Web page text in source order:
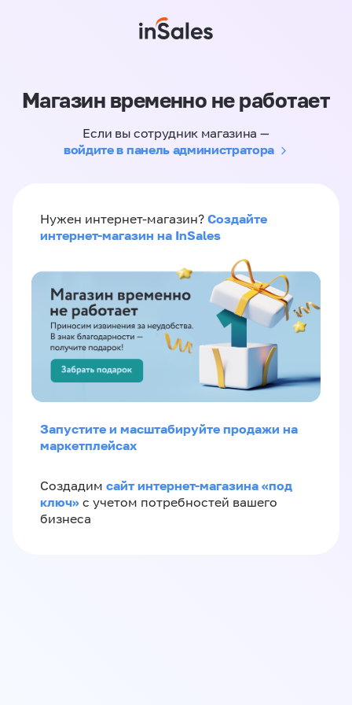
Магазин временно не работает
Если вы сотрудник магазина —
войдите в панель администратора
Нужен интернет-магазин? Создайте
интернет-магазин на InSales
Запустите и масштабируйте продажи на
маркетплейсах
Создадим сайт интернет-магазина «под
ключ» с учетом потребностей вашего
бизнеса